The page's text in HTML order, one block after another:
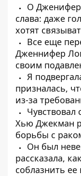
О Дженифер
слава: даже
хотят
Все еще
Дженнифер
своим
Я
призналась,
из-за
Чувствовал
Хью Джекман
борьбы с
Он был
рассказала,
соблазнить ее